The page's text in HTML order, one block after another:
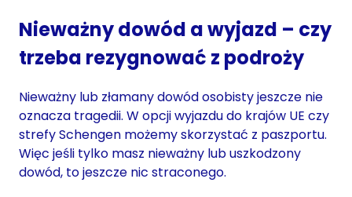
Nieważny dowód a wyjazd – czy
trzeba rezygnować z podroży
Nieważny lub złamany dowód osobisty jeszcze nie
oznacza tragedii. W opcji wyjazdu do krajów UE czy
strefy Schengen możemy skorzystać z paszportu.
Więc jeśli tylko masz nieważny lub uszkodzony
dowód, to jeszcze nic straconego.